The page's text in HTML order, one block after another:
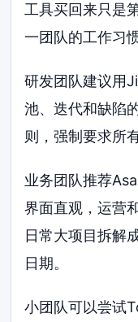
工具买回来只是
一团队的工作习惯
研发团队建议用
池、迭代和缺陷
则，强制要求所
业务团队推荐
界面直观，运营
日常大项目拆解
日期。
小团队可以尝试